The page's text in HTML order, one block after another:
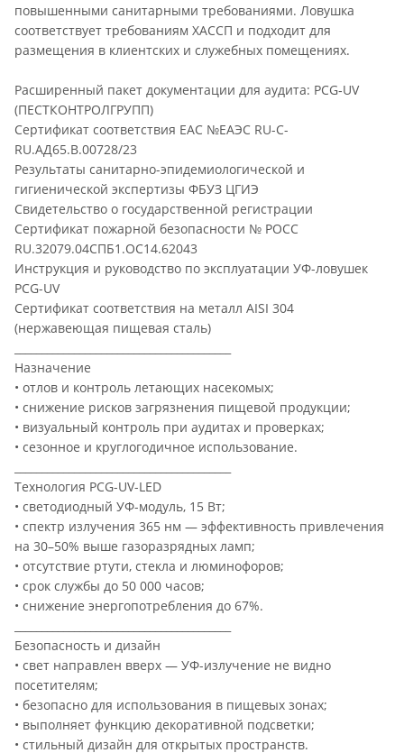
повышенными санитарными требованиями. Ловушка
соответствует требованиям ХАССП и подходит для
размещения в клиентских и служебных помещениях.
Расширенный пакет документации для аудита: PCG‑UV
(ПЕСТКОНТРОЛГРУПП)
Сертификат соответствия ЕАС №ЕАЭС RU-C-
RU.АД65.В.00728/23
Результаты санитарно-эпидемиологической и
гигиенической экспертизы ФБУЗ ЦГИЭ
Свидетельство о государственной регистрации
Сертификат пожарной безопасности № РОСС
RU.32079.04СПБ1.OC14.62043
Инструкция и руководство по эксплуатации УФ-ловушек
PCG-UV
Сертификат соответствия на металл AISI 304
(нержавеющая пищевая сталь)
Назначение
• отлов и контроль летающих насекомых;
• снижение рисков загрязнения пищевой продукции;
• визуальный контроль при аудитах и проверках;
• сезонное и круглогодичное использование.
Технология PCG-UV-LED
• светодиодный УФ-модуль, 15 Вт;
• спектр излучения 365 нм — эффективность привлечения
на 30–50% выше газоразрядных ламп;
• отсутствие ртути, стекла и люминофоров;
• срок службы до 50 000 часов;
• снижение энергопотребления до 67%.
Безопасность и дизайн
• свет направлен вверх — УФ-излучение не видно
посетителям;
• безопасно для использования в пищевых зонах;
• выполняет функцию декоративной подсветки;
• стильный дизайн для открытых пространств.